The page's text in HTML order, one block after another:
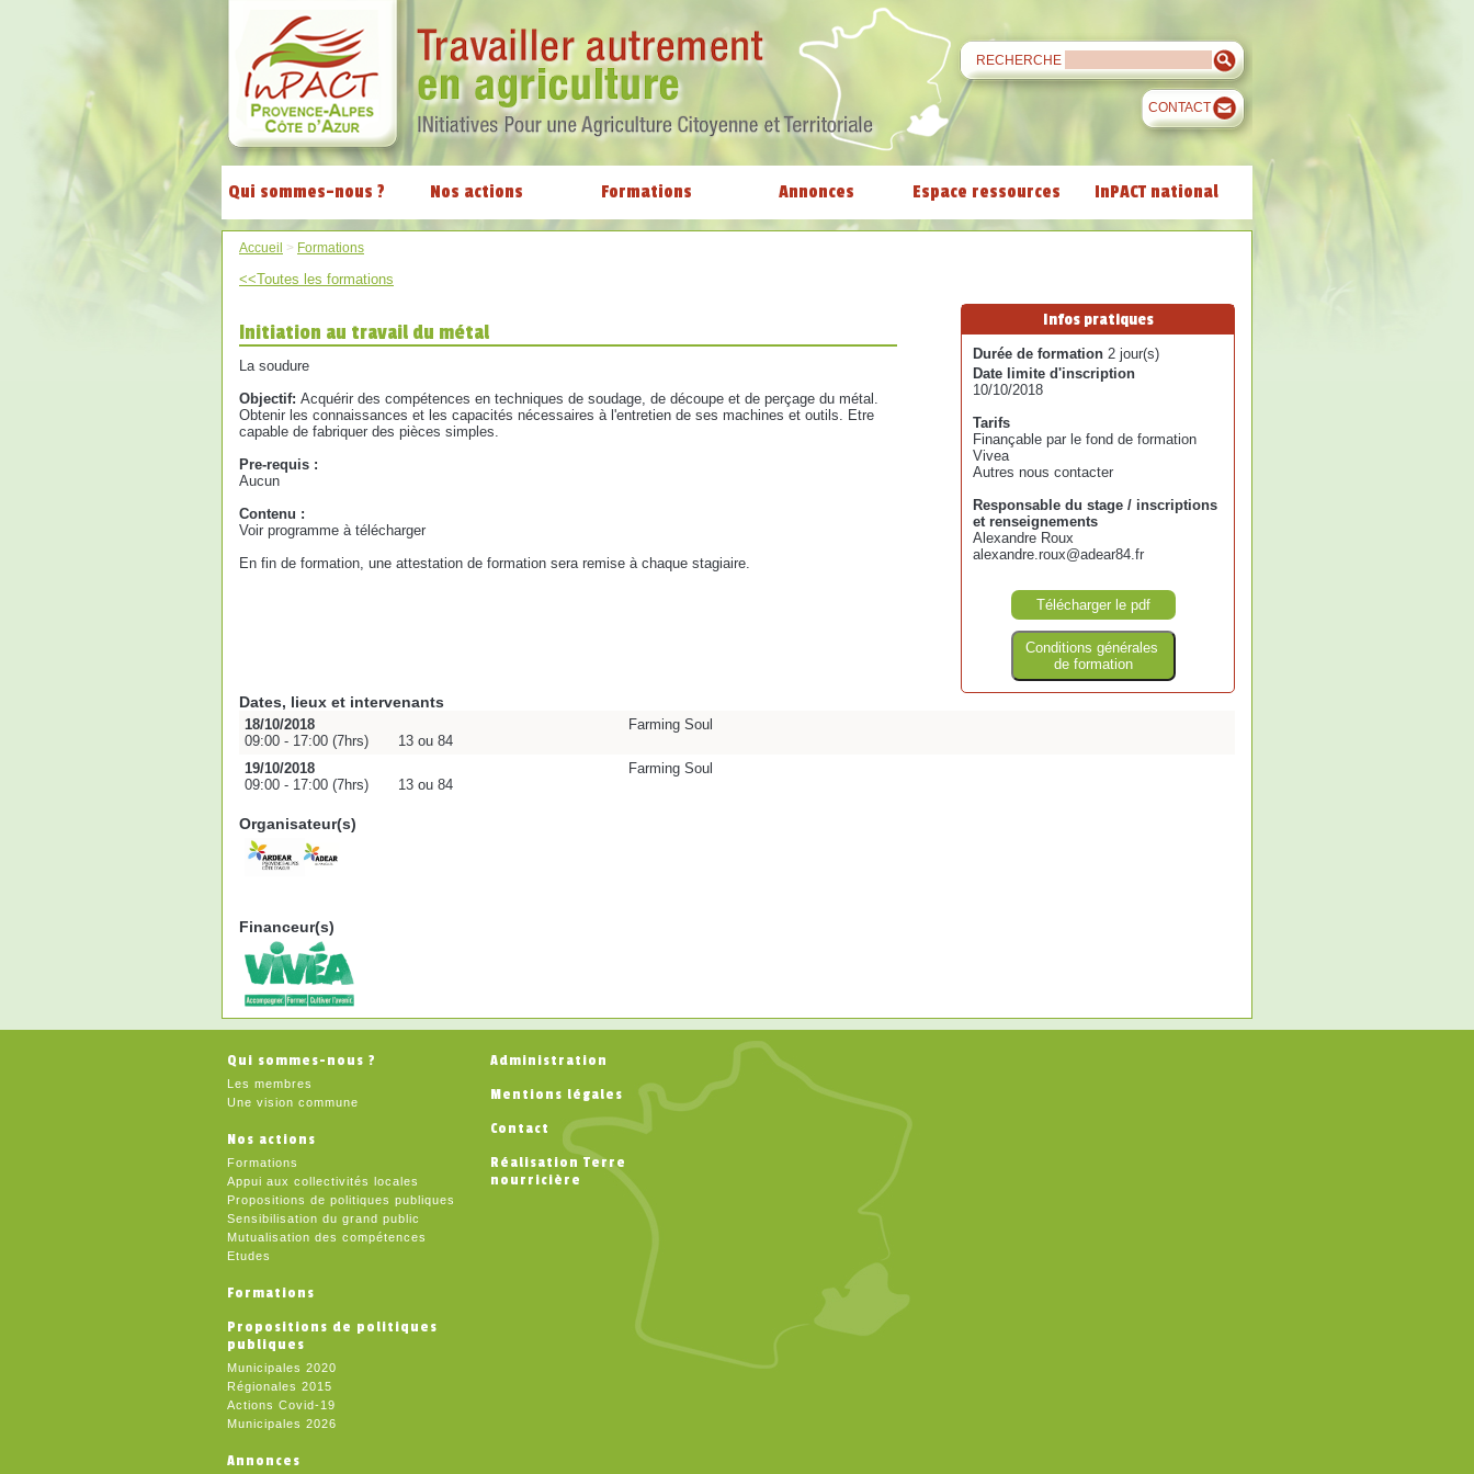
RECHERCHE
CONTACT
Qui sommes-nous ? Nos actions Formations Annonces Espace ressources InPACT national
Accueil > Formations
<<Toutes les formations
Initiation au travail du métal
La soudure
Objectif: Acquérir des compétences en techniques de soudage, de découpe et de perçage du métal.
Obtenir les connaissances et les capacités nécessaires à l'entretien de ses machines et outils. Etre
capable de fabriquer des pièces simples.
Pre-requis :
Aucun
Contenu :
Voir programme à télécharger
En fin de formation, une attestation de formation sera remise à chaque stagiaire.
Infos pratiques
Durée de formation 2 jour(s)
Date limite d'inscription
10/10/2018
Tarifs
Finançable par le fond de formation
Vivea
Autres nous contacter
Responsable du stage / inscriptions
et renseignements
Alexandre Roux
alexandre.roux@adear84.fr
Télécharger le pdf
Conditions générales
de formation
Dates, lieux et intervenants
18/10/2018
09:00 - 17:00 (7hrs)
13 ou 84
Farming Soul
19/10/2018
09:00 - 17:00 (7hrs)
13 ou 84
Farming Soul
Organisateur(s)
Financeur(s)
Qui sommes-nous ?
Les membres
Une vision commune
Nos actions
Formations
Appui aux collectivités locales
Propositions de politiques publiques
Sensibilisation du grand public
Mutualisation des compétences
Etudes
Formations
Propositions de politiques
publiques
Municipales 2020
Régionales 2015
Actions Covid-19
Municipales 2026
Annonces
Administration
Mentions légales
Contact
Réalisation Terre
nourricière